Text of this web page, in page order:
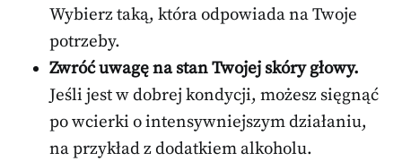
Wybierz taką, która odpowiada na Twoje
potrzeby.
Zwróć uwagę na stan Twojej skóry głowy.
Jeśli jest w dobrej kondycji, możesz sięgnąć
po wcierki o intensywniejszym działaniu,
na przykład z dodatkiem alkoholu.